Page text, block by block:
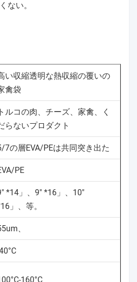
ない。
い収縮透明な熱収縮の覆いの
禽袋
トルコの肉、チーズ、家禽、く
らないプロダクト
7の層EVA/PEは共同突き出た
PE
*14」、9" *16」、10"
」、等。
、
160°C